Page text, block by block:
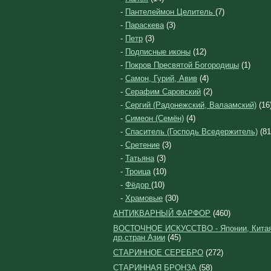
- Пантелеймон Целитель (7)
- Параскева(3)
- Петр (3)
- Подписные иконы (12)
- Покров Пресвятой Богородицы (1)
- Самон, Гурий, Авив (4)
- Серафим Саровский (2)
- Сергий (Радонежский, Валаамский)
- Симеон (Семён) (4)
- Спаситель (Господь Вседержитель)
- Сретение (3)
- Татьяна(3)
- Троица(10)
- Фёдор (10)
- Храмовые (30)
АНТИКВАРНЫЙ ФАРФОР (460)
ВОСТОЧНОЕ ИСКУССТВО - Японии,
др.стран Азии (45)
СТАРИННОЕ СЕРЕБРО (272)
СТАРИННАЯ БРОНЗА (58)